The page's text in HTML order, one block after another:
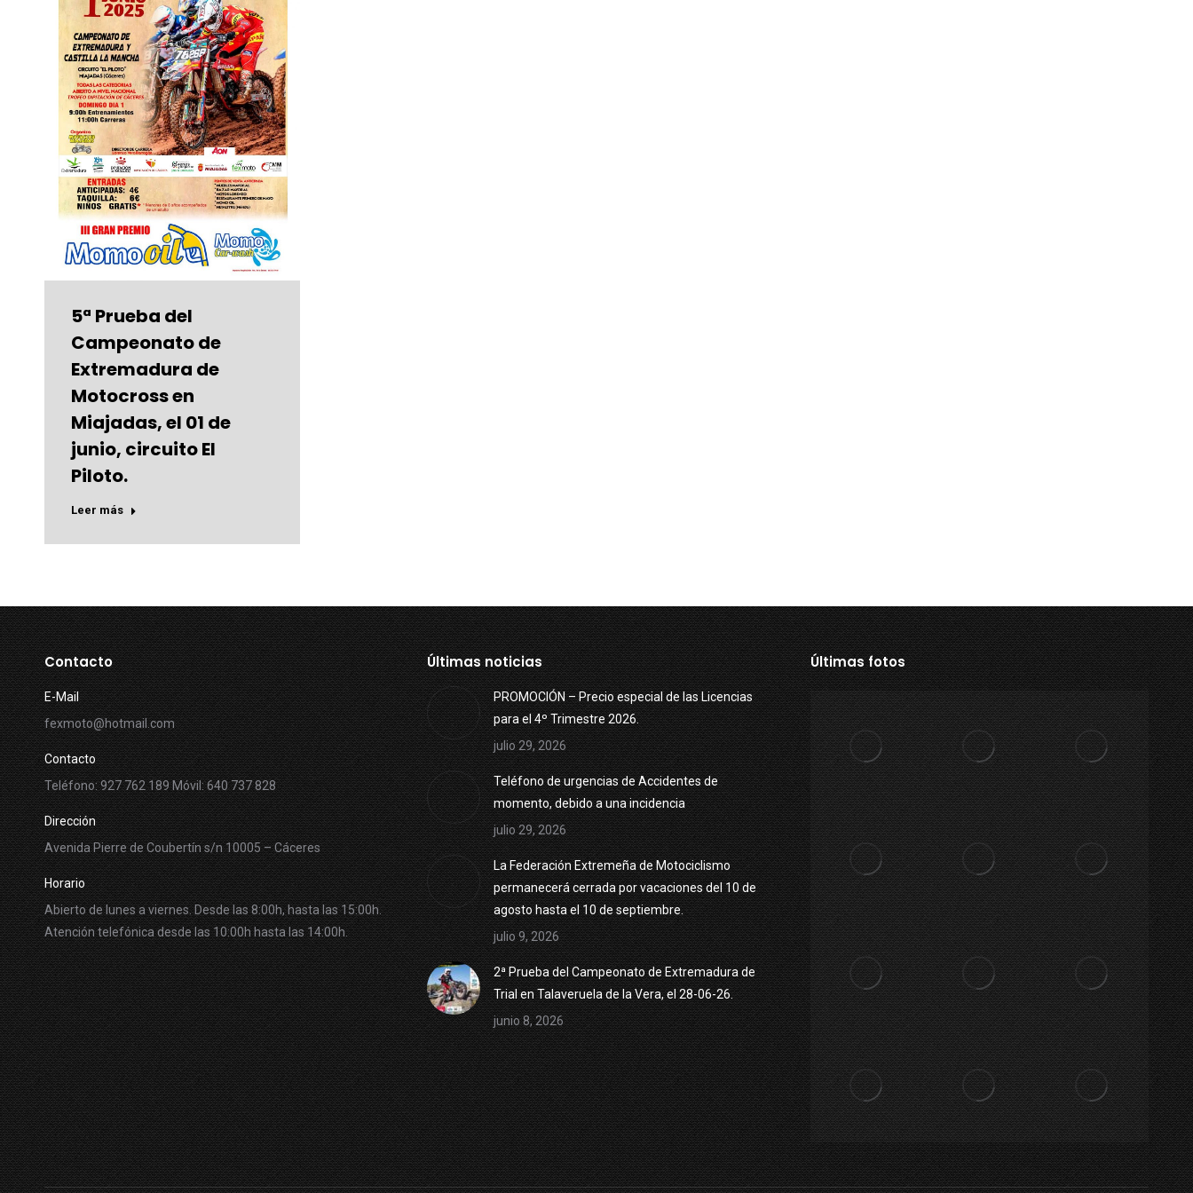
5ª Prueba del
Campeonato de
Extremadura de
Motocross en
Miajadas, el 01 de
junio, circuito El
Piloto.
Leer más
Contacto
E-Mail
fexmoto@hotmail.com
Contacto
Teléfono: 927 762 189 Móvil: 640 737 828
Dirección
Avenida Pierre de Coubertín s/n 10005 – Cáceres
Horario
Abierto de lunes a viernes. Desde las 8:00h, hasta las 15:00h.
Atención telefónica desde las 10:00h hasta las 14:00h.
Últimas noticias
PROMOCIÓN – Precio especial de las Licencias
para el 4º Trimestre 2026.
julio 29, 2026
Teléfono de urgencias de Accidentes de
momento, debido a una incidencia
julio 29, 2026
La Federación Extremeña de Motociclismo
permanecerá cerrada por vacaciones del 10 de
agosto hasta el 10 de septiembre.
julio 9, 2026
2ª Prueba del Campeonato de Extremadura de
Trial en Talaveruela de la Vera, el 28-06-26.
junio 8, 2026
Últimas fotos